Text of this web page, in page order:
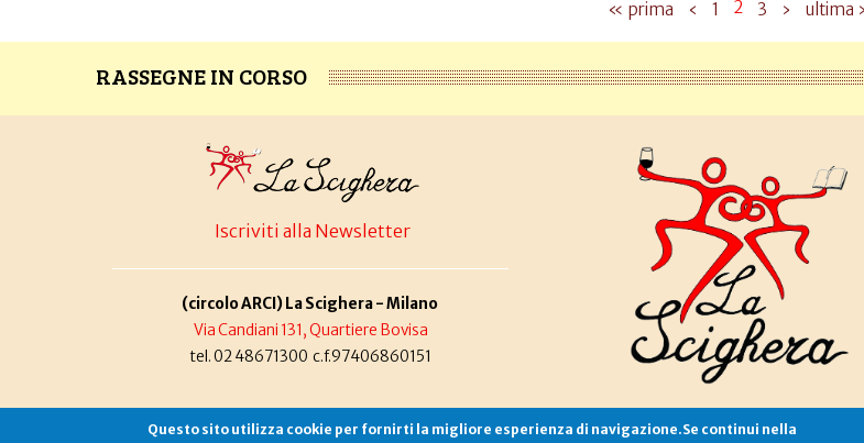
« prima ‹ 1 2 3 › ultima
RASSEGNE IN CORSO
Iscriviti alla Newsletter
(circolo ARCI) La Scighera - Milano
Via Candiani 131, Quartiere Bovisa
tel. 02 48671300 c.f.97406860151
Associazione La Scigheracopyleft |cookies
Questo sito utilizza cookie per fornirti la migliore esperienza di navigazione.Se continui nella